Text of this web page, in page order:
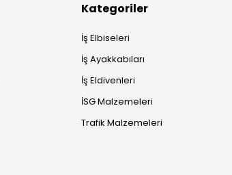
Kategoriler
İş Elbiseleri
İş Ayakkabıları
İş Eldivenleri
İSG Malzemeleri
Trafik Malzemeleri